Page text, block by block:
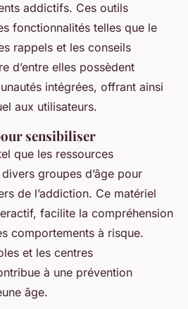
addictifs. Ces outils
fonctionnalités telles que le
rappels et les conseils
d’entre elles possèdent
intégrées, offrant ainsi
aux utilisateurs.
sensibiliser
que les ressources
groupes d’âge pour
de l’addiction. Ce matériel
facilite la compréhension
comportements à risque.
et les centres
à une prévention
âge.